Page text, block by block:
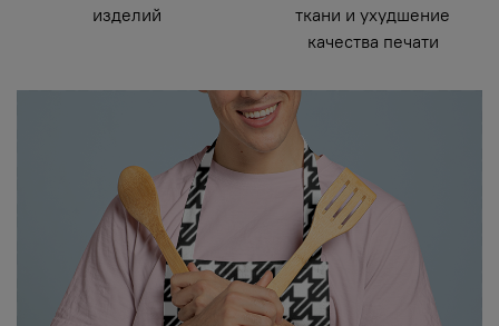
изделий
ткани и ухудшение
качества печати